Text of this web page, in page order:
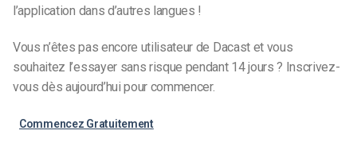
l’application dans d’autres langues !
Vous n’êtes pas encore utilisateur de Dacast et vous
souhaitez l’essayer sans risque pendant 14 jours ? Inscrivez-
vous dès aujourd’hui pour commencer.
Commencez Gratuitement